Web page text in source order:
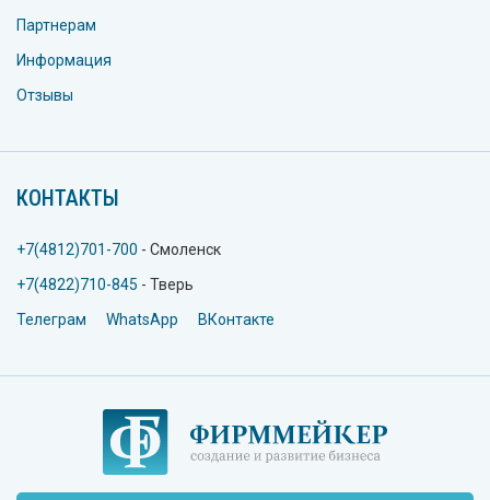
Партнерам
Информация
Отзывы
КОНТАКТЫ
+7(4812)701-700 - Смоленск
+7(4822)710-845 - Тверь
Телеграм
WhatsApp ВКонтакте